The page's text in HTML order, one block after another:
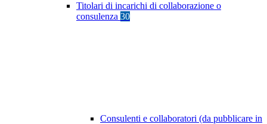
Titolari di incarichi di collaborazione o
consulenza 30
Consulenti e collaboratori (da pubblicare in